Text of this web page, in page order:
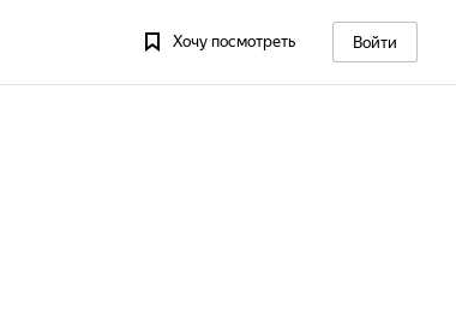
Хочу посмотреть Войти